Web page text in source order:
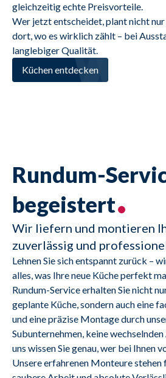
gleichzeitig echte Preisvorteile.
Wer jetzt entscheidet, plant nicht
dort, wo es wirklich zählt – bei
langlebiger Qualität.
Küchen entdecken
Rundum-
begeistert
Wir liefern und montieren
zuverlässig und
Lehnen Sie sich entspannt zurück –
alles, was Ihre neue Küche perfekt
Rundum-Service erhalten Sie nicht
geplante Küche, sondern auch eine
und eine präzise Montage durch
Subunternehmen, keine
uns wissen Sie genau, wer bei Ihnen
Unsere erfahrenen Monteure